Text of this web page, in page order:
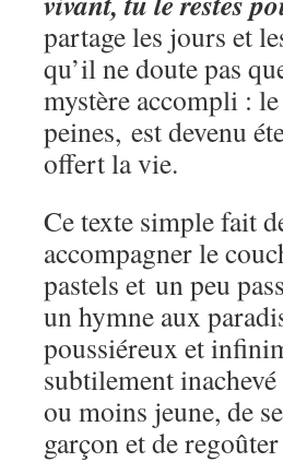
partage les jours et
qu’il ne doute pas
mystère accompli :
peines, est devenu
offert la vie.
Ce texte simple fait
accompagner le
pastels et un peu
un hymne aux
poussiéreux et
subtilement
ou moins jeune, de
garçon et de